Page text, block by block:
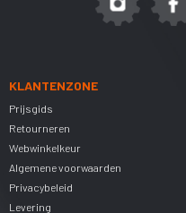
KLANTENZONE
Prijsgids
Retourneren
Webwinkelkeur
Algemene voorwaarden
Privacybeleid
Levering